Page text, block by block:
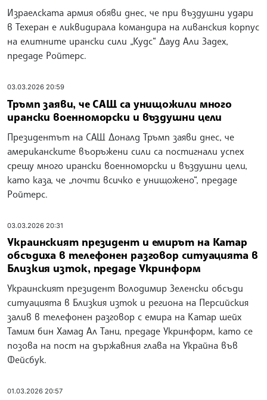
Израелската армия обяви днес, че при въздушни удари
в Техеран e ликвидирала командира на ливанския корпус
на елитните ирански сили „Кудс“ Дауд Али Задех,
предаде Ройтерс.
03.03.2026 20:59
Тръмп заяви, че САЩ са унищожили много
ирански военноморски и въздушни цели
Президентът на САЩ Доналд Тръмп заяви днес, че
американските въоръжени сили са постигнали успех
срещу много ирански военноморски и въздушни цели,
като каза, че „почти всичко е унищожено“, предаде
Ройтерс.
03.03.2026 20:31
Украинският президент и емирът на Катар
обсъдиха в телефонен разговор ситуацията в
Близкия изток, предаде Укринформ
Украинският президент Володимир Зеленски обсъди
ситуацията в Близкия изток и региона на Персийския
залив в телефонен разговор с емира на Катар шейх
Тамим бин Хамад Ал Тани, предаде Укринформ, като се
позова на пост на държавния глава на Украйна във
Фейсбук.
01.03.2026 20:57